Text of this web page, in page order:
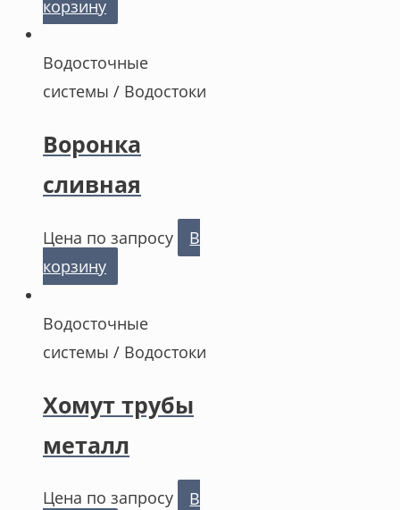
корзину
Водосточные
системы / Водостоки
Воронка
сливная
Цена по запросу
В
корзину
Водосточные
системы / Водостоки
Хомут трубы
металл
Цена по запросу
В